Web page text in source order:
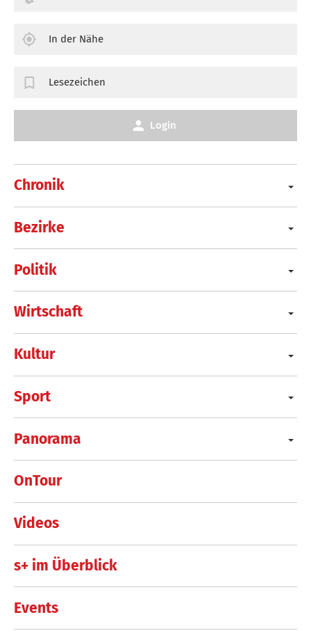
Chronik
Bezirke
Politik
Wirtschaft
Kultur
Sport
Panorama
OnTour
Videos
s+ im Überblick
Events
In der Nähe
Lesezeichen
Login